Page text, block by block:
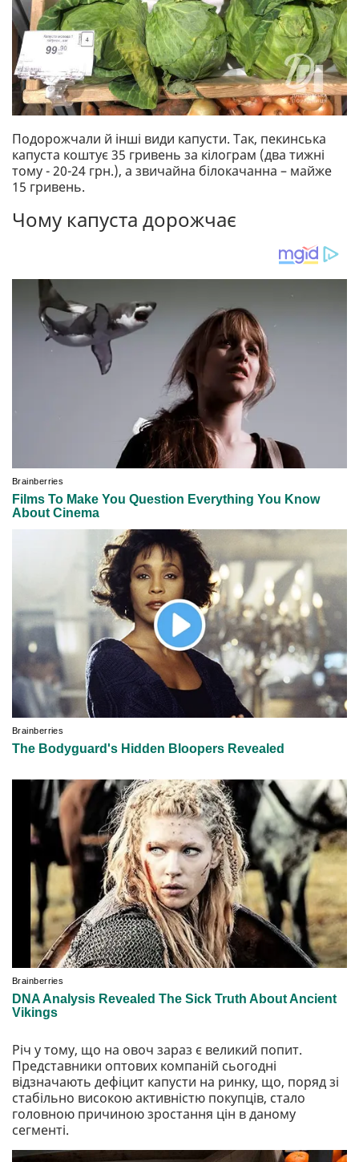
Подорожчали й інші види капусти. Так, пекинська
капуста коштує 35 гривень за кілограм (два тижні
тому - 20-24 грн.), а звичайна білокачанна – майже
15 гривень.
Чому капуста дорожчає
Річ у тому, що на овоч зараз є великий попит.
Представники оптових компаній сьогодні
відзначають дефіцит капусти на ринку, що, поряд зі
стабільно високою активністю покупців, стало
головною причиною зростання цін в даному
сегменті.